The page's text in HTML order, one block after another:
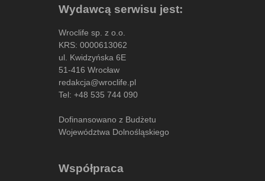
Wydawcą serwisu jest:
Wroclife sp. z o.o.
KRS: 0000613062
ul. Kwidzyńska 6E
51-416 Wrocław
redakcja@wroclife.pl
Tel: +48 535 744 090
Dofinansowano z Budżetu
Województwa Dolnośląskiego
Współpraca